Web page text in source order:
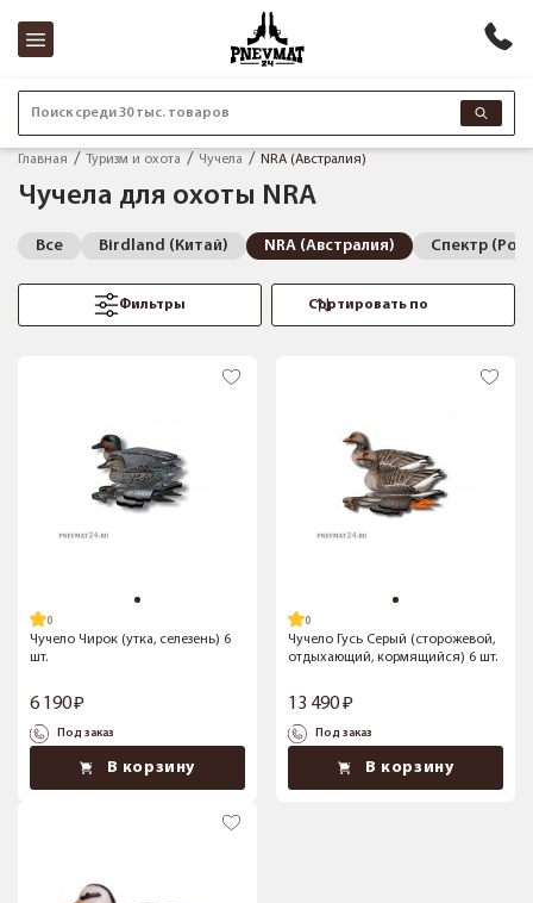
Поиск среди 30 тыс. товаров
Главная Туризм и охота Чучела NRA (Австралия)
Чучела для охоты NRA
Все Birdland (Китай) NRA (Австралия) Спектр
Фильтры
Чучело Чирок (утка, селезень) 6
шт.
6 190
Под заказ
В корзину
Чучело Гусь Серый (сторожевой,
отдыхающий, кормящийся) 6 шт.
13 490
Под заказ
В корзину